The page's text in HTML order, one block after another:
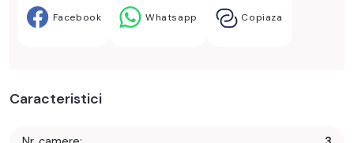
Facebook Whatsapp Copiaza
Caracteristici